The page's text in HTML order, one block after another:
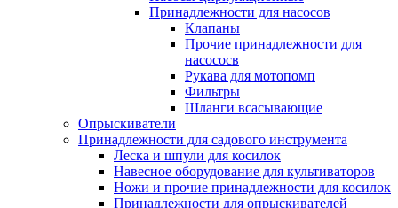
Принадлежности для насосов
Клапаны
Прочие принадлежности для
насососв
Рукава для мотопомп
Фильтры
Шланги всасывающие
Опрыскиватели
Принадлежности для садового инструмента
Леска и шпули для косилок
Навесное оборудование для культиваторов
Ножи и прочие принадлежности для косилок
Принадлежности для опрыскивателей